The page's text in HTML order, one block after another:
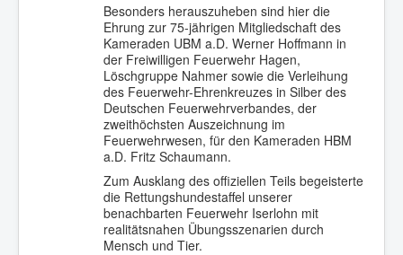
Besonders herauszuheben sind hier die
Ehrung zur 75-jährigen Mitgliedschaft des
Kameraden UBM a.D. Werner Hoffmann in
der Freiwilligen Feuerwehr Hagen,
Löschgruppe Nahmer sowie die Verleihung
des Feuerwehr-Ehrenkreuzes in Silber des
Deutschen Feuerwehrverbandes, der
zweithöchsten Auszeichnung im
Feuerwehrwesen, für den Kameraden HBM
a.D. Fritz Schaumann.
Zum Ausklang des offiziellen Teils begeisterte
die Rettungshundestaffel unserer
benachbarten Feuerwehr Iserlohn mit
realitätsnahen Übungsszenarien durch
Mensch und Tier.